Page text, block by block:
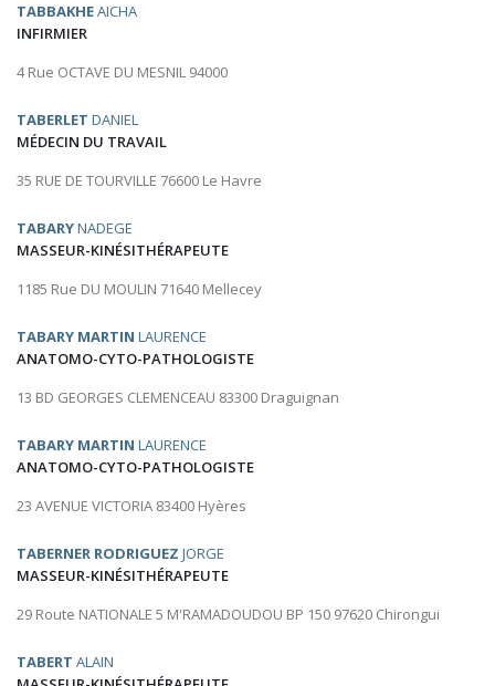
TABBAKHEAICHA
INFIRMIER
4 Rue OCTAVE DU MESNIL 94000
TABERLET DANIEL
MÉDECIN DU TRAVAIL
35 RUE DE TOURVILLE 76600 Le Havre
TABARYNADEGE
MASSEUR-KINÉSITHÉRAPEUTE
1185 Rue DU MOULIN 71640 Mellecey
TABARY MARTIN LAURENCE
ANATOMO-CYTO-PATHOLOGISTE
13 BD GEORGES CLEMENCEAU 83300 Draguignan
TABARY MARTIN LAURENCE
ANATOMO-CYTO-PATHOLOGISTE
23 AVENUE VICTORIA 83400 Hyères
TABERNER RODRIGUEZ JORGE
MASSEUR-KINÉSITHÉRAPEUTE
29 Route NATIONALE 5 M'RAMADOUDOU BP 150 97620 Chirongui
TABERT ALAIN